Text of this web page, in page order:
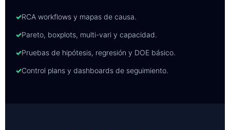
✓RCA workflows y mapas de causa.
✓Pareto, boxplots, multi-vari y capacidad.
✓Pruebas de hipótesis, regresión y DOE básico.
✓Control plans y dashboards de seguimiento.